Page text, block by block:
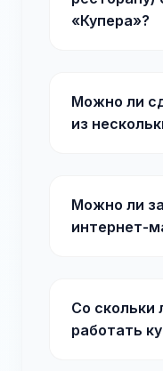
«Купера»?
Можно ли
из
Можно ли
интернет-
Со скольки
работать